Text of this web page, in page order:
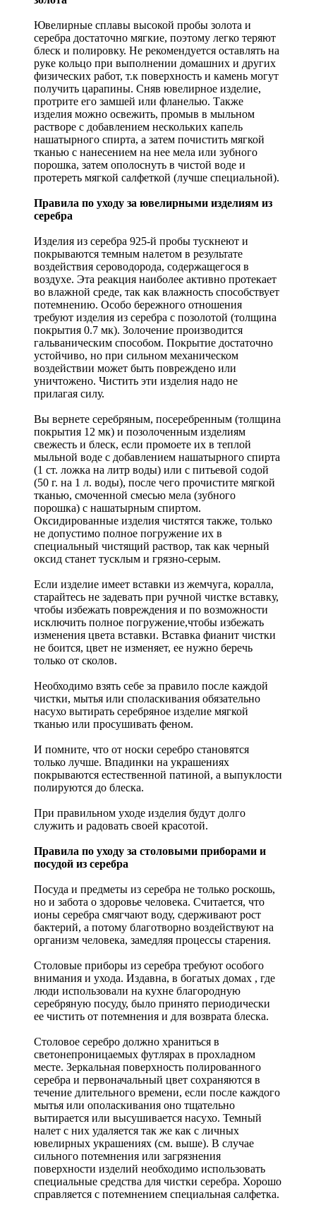
Ювелирные сплавы высокой пробы золота и
серебра достаточно мягкие, поэтому легко теряют
блеск и полировку. Не рекомендуется оставлять на
руке кольцо при выполнении домашних и других
физических работ, т.к поверхность и камень могут
получить царапины. Сняв ювелирное изделие,
протрите его замшей или фланелью. Также
изделия можно освежить, промыв в мыльном
растворе с добавлением нескольких капель
нашатырного спирта, а затем почистить мягкой
тканью с нанесением на нее мела или зубного
порошка, затем ополоснуть в чистой воде и
протереть мягкой салфеткой (лучше специальной).
Правила по уходу за ювелирными изделиям из
серебра
Изделия из серебра 925-й пробы тускнеют и
покрываются темным налетом в результате
воздействия сероводорода, содержащегося в
воздухе. Эта реакция наиболее активно протекает
во влажной среде, так как влажность способствует
потемнению. Особо бережного отношения
требуют изделия из серебра с позолотой (толщина
покрытия 0.7 мк). Золочение производится
гальваническим способом. Покрытие достаточно
устойчиво, но при сильном механическом
воздействии может быть повреждено или
уничтожено. Чистить эти изделия надо не
прилагая силу.
Вы вернете серебряным, посеребренным (толщина
покрытия 12 мк) и позолоченным изделиям
свежесть и блеск, если промоете их в теплой
мыльной воде с добавлением нашатырного спирта
(1 ст. ложка на литр воды) или с питьевой содой
(50 г. на 1 л. воды), после чего прочистите мягкой
тканью, смоченной смесью мела (зубного
порошка) с нашатырным спиртом.
Оксидированные изделия чистятся также, только
не допустимо полное погружение их в
специальный чистящий раствор, так как черный
оксид станет тусклым и грязно-серым.
Если изделие имеет вставки из жемчуга, коралла,
старайтесь не задевать при ручной чистке вставку,
чтобы избежать повреждения и по возможности
исключить полное погружение,чтобы избежать
изменения цвета вставки. Вставка фианит чистки
не боится, цвет не изменяет, ее нужно беречь
только от сколов.
Необходимо взять себе за правило после каждой
чистки, мытья или споласкивания обязательно
насухо вытирать серебряное изделие мягкой
тканью или просушивать феном.
И помните, что от носки серебро становятся
только лучше. Впадинки на украшениях
покрываются естественной патиной, а выпуклости
полируются до блеска.
При правильном уходе изделия будут долго
служить и радовать своей красотой.
Правила по уходу за столовыми приборами и
посудой из серебра
Посуда и предметы из серебра не только роскошь,
но и забота о здоровье человека. Считается, что
ионы серебра смягчают воду, сдерживают рост
бактерий, а потому благотворно воздействуют на
организм человека, замедляя процессы старения.
Столовые приборы из серебра требуют особого
внимания и ухода. Издавна, в богатых домах , где
люди использовали на кухне благородную
серебряную посуду, было принято периодически
ее чистить от потемнения и для возврата блеска.
Столовое серебро должно храниться в
светонепроницаемых футлярах в прохладном
месте. Зеркальная поверхность полированного
серебра и первоначальный цвет сохраняются в
течение длительного времени, если после каждого
мытья или ополаскивания оно тщательно
вытирается или высушивается насухо. Темный
налет с них удаляется так же как с личных
ювелирных украшениях (см. выше). В случае
сильного потемнения или загрязнения
поверхности изделий необходимо использовать
специальные средства для чистки серебра. Хорошо
справляется с потемнением специальная салфетка.